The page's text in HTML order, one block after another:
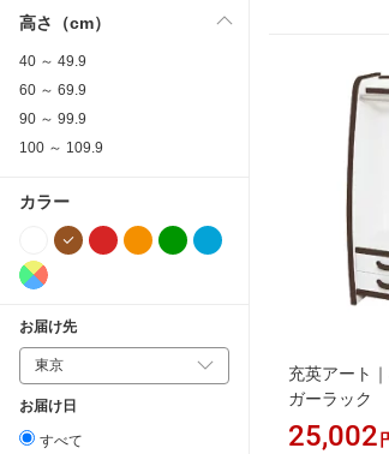
高さ（cm）
40 ～ 49.9
60 ～ 69.9
90 ～ 99.9
100 ～ 109.9
カラー
お届け先
お届け日
すべて
充英アート
ガーラック
90cm）
25,002